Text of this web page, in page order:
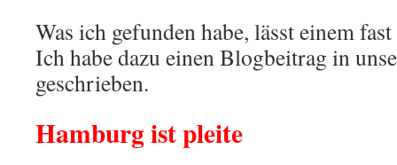
Was ich gefunden habe, lässt einem
Ich habe dazu einen Blogbeitrag in
geschrieben.
Hamburg ist pleite